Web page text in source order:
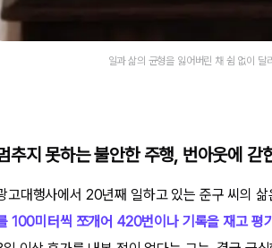
일과 삶의 균형을 잃어버린 채 쉼 없이
추지 못하는 불안한 주행, 번아웃에 갇
고대행사에서 20년째 일하고 있는 준구 씨의
100미터씩 쪼개어 420번이나 기록을 재고 평